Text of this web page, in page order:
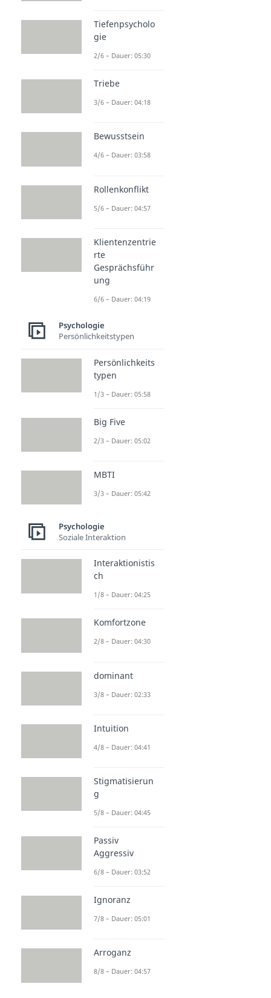
Tiefenpsycholo
gie
2/6 – Dauer: 05:30
Triebe
3/6 – Dauer: 04:18
Bewusstsein
4/6 – Dauer: 03:58
Rollenkonflikt
5/6 – Dauer: 04:57
Klientenzentrie
rte
Gesprächsführ
ung
6/6 – Dauer: 04:19
Psychologie
Persönlichkeitstypen
Persönlichkeits
typen
1/3 – Dauer: 05:58
Big Five
2/3 – Dauer: 05:02
MBTI
3/3 – Dauer: 05:42
Psychologie
Soziale Interaktion
Interaktionistis
ch
1/8 – Dauer: 04:25
Komfortzone
2/8 – Dauer: 04:30
dominant
3/8 – Dauer: 02:33
Intuition
4/8 – Dauer: 04:41
Stigmatisierun
g
5/8 – Dauer: 04:45
Passiv
Aggressiv
6/8 – Dauer: 03:52
Ignoranz
7/8 – Dauer: 05:01
Arroganz
8/8 – Dauer: 04:57